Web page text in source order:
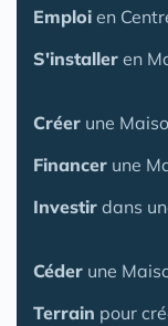
Emploi en
S'installer en
Créer une
Financer une
Investir dans
Céder une
Terrain pour